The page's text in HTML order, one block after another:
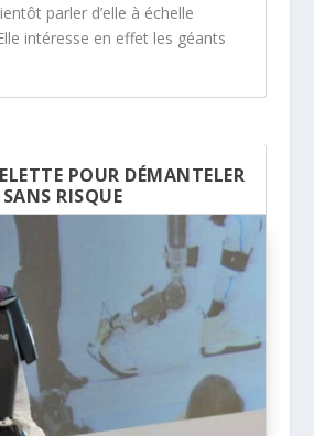
parler d’elle à échelle
intéresse en effet les géants
POUR DÉMANTELER
RISQUE